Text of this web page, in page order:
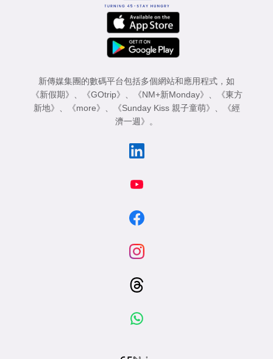
新傳媒集團的數碼平台包括多個網站和應用程式，如
《新假期》 、 《GOtrip》 、 《NM+新Monday》 、
《東方
新地》 、 《more》 、 《Sunday Kiss 親子童萌》 、
《經
濟一週》 。